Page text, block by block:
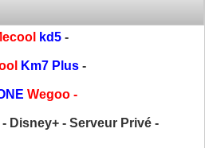
kd5-
Km7 Plus -
Wegoo -
Disney+ - Serveur Privé -